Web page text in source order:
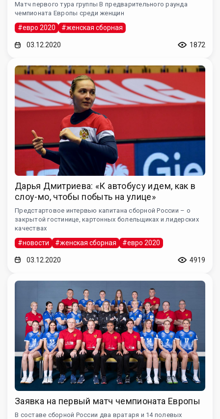
Матч первого тура группы B предварительного раунда
чемпионата Европы среди женщин
#евро 2020 #женская сборная
03.12.2020 1872
Дарья Дмитриева: «К автобусу идем, как в
слоу-мо, чтобы побыть на улице»
Предстартовое интервью капитана сборной России – о
закрытой гостинице, картонных болельщиках и лидерских
качествах
#новости #женская сборная #евро 2020
03.12.2020 4919
Заявка на первый матч чемпионата Европы
В составе сборной России два вратаря и 14 полевых